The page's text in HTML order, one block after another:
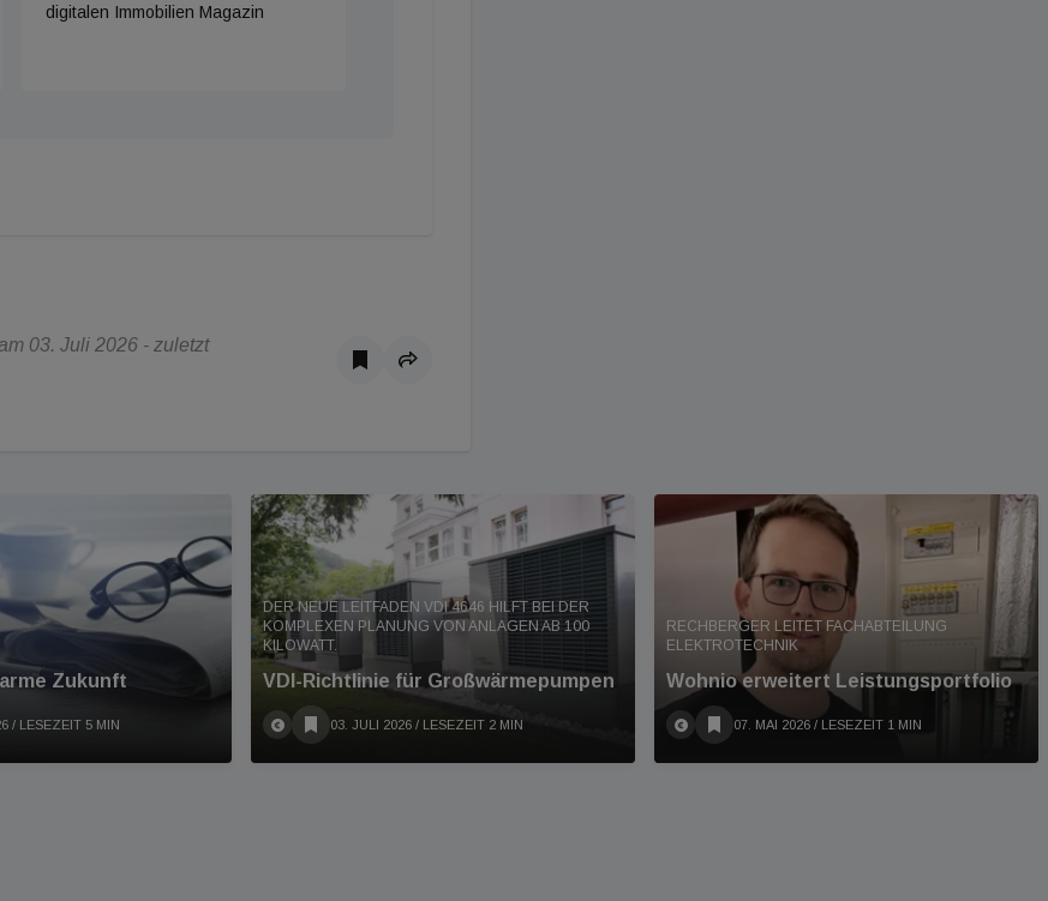
digitalen Immobilien Magazin
03. Juli 2026 - zuletzt
Zukunft
/ LESEZEIT 5 MIN
DER NEUE LEITFADEN VDI 4646 HILFT BEI DER
KOMPLEXEN PLANUNG VON ANLAGEN AB 100
KILOWATT.
VDI-Richtlinie für Großwärmepumpen
03. JULI 2026 / LESEZEIT 2 MIN
RECHBERGER LEITET FACHABTEILUNG
ELEKTROTECHNIK
Wohnio erweitert Leistungsportfolio
07. MAI 2026 / LESEZEIT 1 MIN